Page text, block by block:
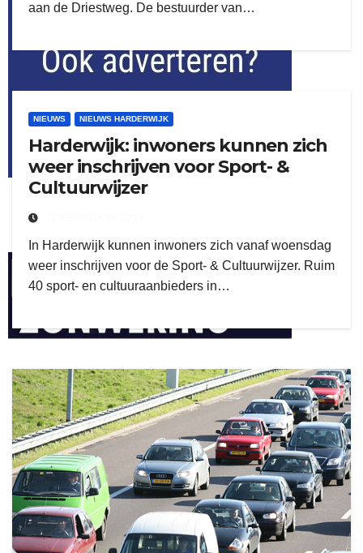
henkvandeberg
ook adverteren
duo montage
aan de Driestweg. De bestuurder van…
NIEUWS NIEUWS HARDERWIJK
Harderwijk: inwoners kunnen zich
weer inschrijven voor Sport- &
Cultuurwijzer
In Harderwijk kunnen inwoners zich vanaf woensdag
weer inschrijven voor de Sport- & Cultuurwijzer. Ruim
40 sport- en cultuuraanbieders in…